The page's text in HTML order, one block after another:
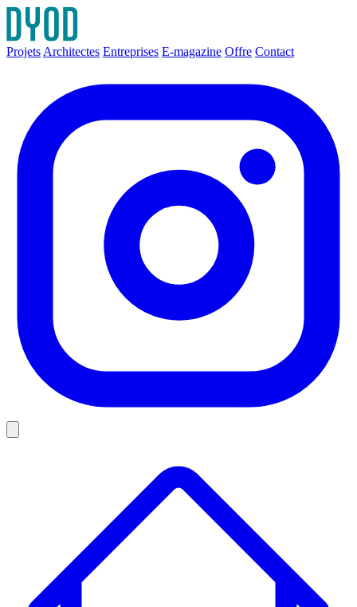
Projets Architectes Entreprises E-magazine Offre Contact